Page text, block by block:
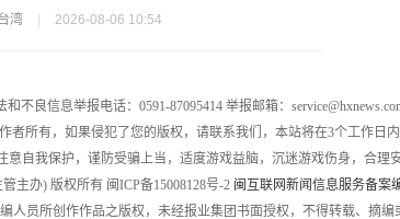
湾 2026-08-06 10:54
不良信息举报电话：0591-87095414 举报邮箱：
者所有，如果侵犯了您的版权，请联系我们，本站将在3个工作日内
自我保护，谨防受骗上当，适度游戏益脑，沉迷游戏伤身，合理
主办) 版权所有 闽ICP备15008128号-2 闽互联网新闻信息服务备案
人员所创作作品之版权，未经报业集团书面授权，不得转载、摘编